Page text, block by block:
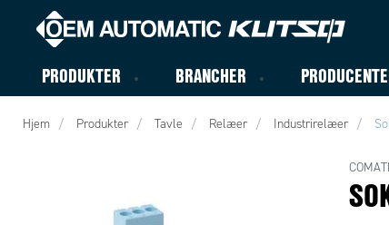
PRODUKTER BRANCHER
Hjem Produkter Tavle Relæer Industrirelæer